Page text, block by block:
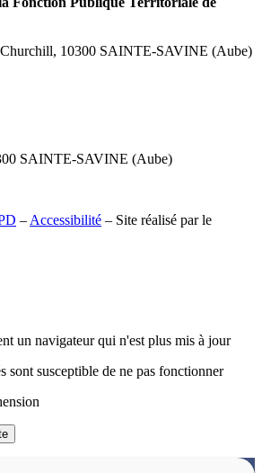
10300 SAINTE-SAVINE (Aube)
SAINTE-SAVINE (Aube)
–Accessibilité – Site réalisé par le
un navigateur qui n'est plus mis à jour
sont susceptible de ne pas fonctionner